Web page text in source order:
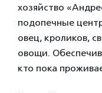
хозяйство
подопечные
овец, кроликов,
овощи.
кто пока